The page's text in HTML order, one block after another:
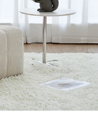
｜リラックス感たっぷ
ァー｜リラックス感
イソファー｜リラック
ファー｜リラックス感
ァー｜リラックス感た
ラックス感たっぷり
リラックス感たっぷ